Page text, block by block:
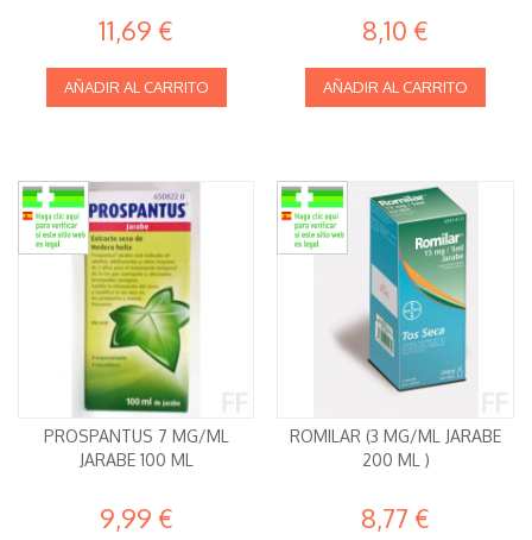
11,69 €
AÑADIR AL CARRITO
8,10 €
AÑADIR AL CARRITO
PROSPANTUS 7 MG/ML
JARABE 100 ML
9,99 €
ROMILAR (3 MG/ML JARABE
200 ML )
8,77 €